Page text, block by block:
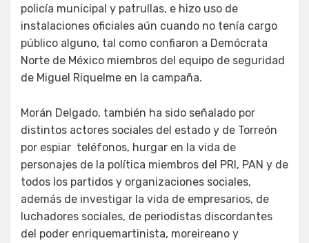
policía municipal y patrullas, e hizo uso de
instalaciones oficiales aún cuando no tenía cargo
público alguno, tal como confiaron a Demócrata
Norte de México miembros del equipo de seguridad
de Miguel Riquelme en la campaña.
Morán Delgado, también ha sido señalado por
distintos actores sociales del estado y de Torreón
por espiar teléfonos, hurgar en la vida de
personajes de la política miembros del PRI, PAN y de
todos los partidos y organizaciones sociales,
además de investigar la vida de empresarios, de
luchadores sociales, de periodistas discordantes
del poder enriquemartinista, moreireano y